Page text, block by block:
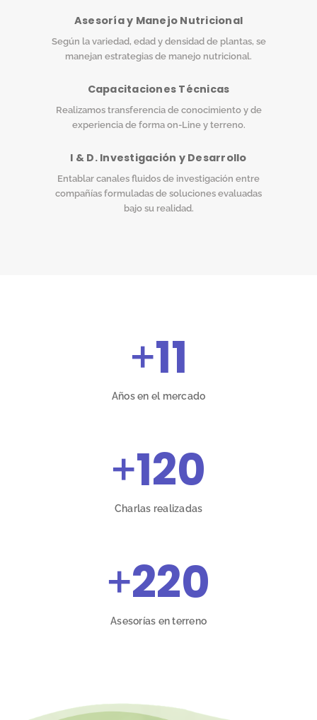
Asesoría y Manejo Nutricional
Según la variedad, edad y densidad de plantas, se
manejan estrategias de manejo nutricional.
Capacitaciones Técnicas
Realizamos transferencia de conocimiento y de
experiencia de forma on-Line y terreno.
I & D. Investigación y Desarrollo
Entablar canales fluidos de investigación entre
compañías formuladas de soluciones evaluadas
bajo su realidad.
+11
Años en el mercado
+120
Charlas realizadas
+220
Asesorías en terreno